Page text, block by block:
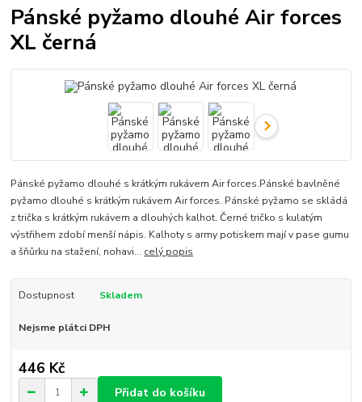
Pánské pyžamo dlouhé Air forces
XL černá
Pánské pyžamo dlouhé s krátkým rukávem Air forces.Pánské bavlněné
pyžamo dlouhé s krátkým rukávem Air forces. Pánské pyžamo se skládá
z trička s krátkým rukávem a dlouhých kalhot. Černé tričko s kulatým
výstřihem zdobí menší nápis. Kalhoty s army potiskem mají v pase gumu
a šňůrku na stažení, nohavi... celý popis
Dostupnost Skladem
Nejsme plátci DPH
446 Kč
Přidat do košíku